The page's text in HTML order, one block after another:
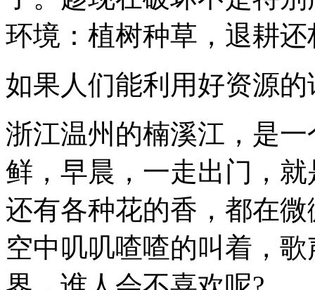
环境：植树种草，退耕
如果人们能利用好资源
浙江温州的楠溪江，是
鲜，早晨，一走出门，
还有各种花的香，都在
空中叽叽喳喳的叫着，